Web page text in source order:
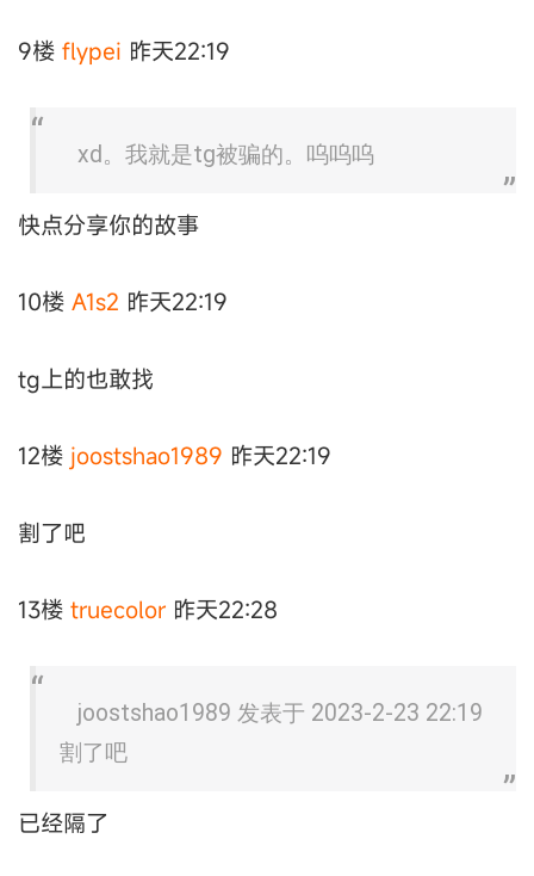
9楼 flypei 昨天22:19
xd。我就是tg被骗的。呜呜呜
快点分享你的故事
10楼 A1s2 昨天22:19
tg上的也敢找
12楼 joostshao1989 昨天22:19
割了吧
13楼 truecolor 昨天22:28
joostshao1989 发表于 2023-2-23 22:19
割了吧
已经隔了